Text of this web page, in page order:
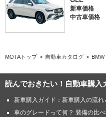
新車価格
中古車価格
MOTAトップ 自動車カタログ BMW
読んでおきたい！自動車購入
新車購入ガイド：新車購入の流
車のグレードって何？ 装備の比